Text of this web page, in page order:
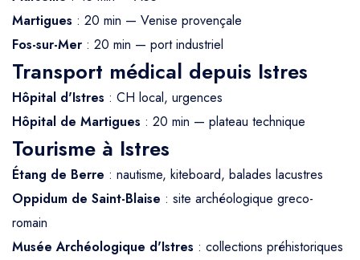
Martigues : 20 min — Venise provençale
Fos-sur-Mer : 20 min — port industriel
Transport médical depuis Istres
Hôpital d'Istres : CH local, urgences
Hôpital de Martigues : 20 min — plateau technique
Tourisme à Istres
Étang de Berre : nautisme, kiteboard, balades lacustres
Oppidum de Saint-Blaise : site archéologique greco-
romain
Musée Archéologique d'Istres : collections préhistoriques